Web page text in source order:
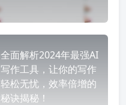
全面解析2024年最强AI
写作工具，让你的写作
轻松无忧，效率倍增的
秘诀揭秘！